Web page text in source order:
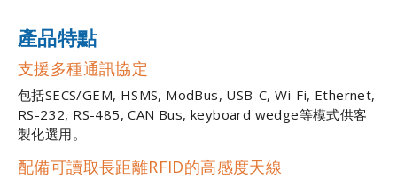
產品特點
支援多種通訊協定
包括SECS/GEM, HSMS, ModBus, USB-C, Wi-Fi, Ethernet,
RS-232, RS-485, CAN Bus, keyboard wedge等模式供客
製化選用。
配備可讀取長距離RFID的高感度天線